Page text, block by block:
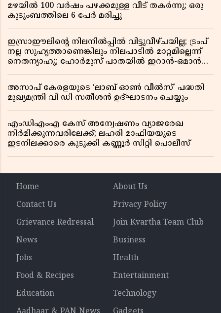
മഴയിൽ 100 വർഷം പഴക്കമുള്ള വീട് തകർന്നു; ഒരു
കുടുംബത്തിലെ 6 പേർ മരിച്ചു
ഇസ്രാഈലിന്റെ നിലനിൽപ്പിൽ വിട്ടുവീഴ്ചയില്ല; ട്രംപ്
നല്ല സുഹൃത്താണെങ്കിലും നിലപാടിൽ മാറ്റമില്ലെന്ന്
നെതന്യാഹു; ഹോർമുസ് പാതയിൽ ഇറാൻ-ഒമാൻ
അസാപ് കേരളയുടെ ‘ലാബ് ഓൺ വീൽസ്’ പദ്ധതി
മുഖ്യമന്ത്രി വി ഡി സതീശൻ ഉദ്ഘാടനം ചെയ്യും
എംഡിഎംഎ കേസ് അന്വേഷണം വ്യാജരേഖ
നിർമിക്കുന്നവരിലേക്ക്; ലഹരി മാഫിയയുടെ
ഇടനിലക്കാരെ കുടുക്കി കണ്ണൂർ സിറ്റി പൊലീസ്
Home
About Us
Contact Us
Privacy Policy
Grievance Redressal
Join Kvartha Team Club
News
Business
Jobs
Health
Food & Recipes
Entertainment
Education
Technology